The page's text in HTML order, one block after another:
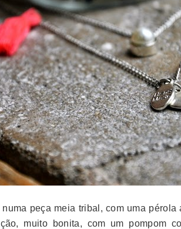
peça meia tribal, com uma
muito bonita, com um pompom